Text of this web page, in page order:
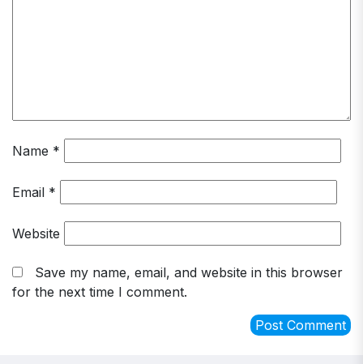
Name *
Email *
Website
Save my name, email, and website in this browser
for the next time I comment.